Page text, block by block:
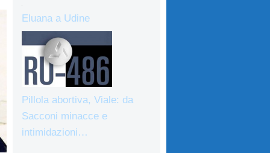
Eluana a Udine
Pillola abortiva, Viale: da
Sacconi minacce e
intimidazioni…